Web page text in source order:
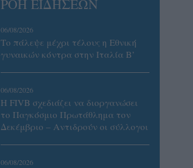
ΡΟΗ ΕΙΔΗΣΕΩΝ
06/08/2026
Το πάλεψε μέχρι τέλους η Εθνική
γυναικών κόντρα στην Ιταλία Β’
06/08/2026
Η FIVB σχεδιάζει να διοργανώσει
το Παγκόσμιο Πρωτάθλημα τον
Δεκέμβριο – Αντιδρούν οι σύλλογοι
06/08/2026